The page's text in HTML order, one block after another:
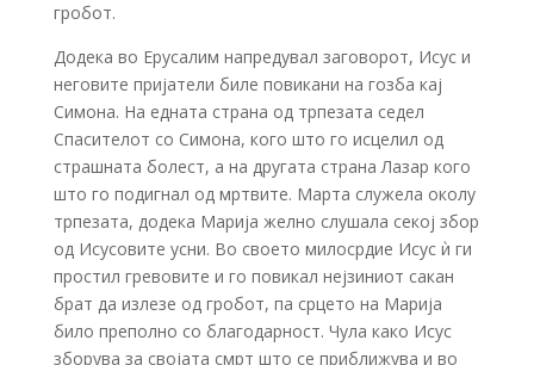
гробот.
Додека во Ерусалим напредувал заговорот, Исус и
неговите пријатели биле повикани на гозба кај
Симона. На едната страна од трпезата седел
Спасителот со Симона, кого што го исцелил од
страшната болест, а на другата страна Лазар кого
што го подигнал од мртвите. Марта служела околу
трпезата, додека Марија желно слушала секој збор
од Исусовите усни. Во своето милосрдие Исус ѝ ги
простил гревовите и го повикал нејзиниот сакан
брат да излезе од гробот, па срцето на Марија
било преполно со благодарност. Чула како Исус
зборува за својата смрт што се приближува и во